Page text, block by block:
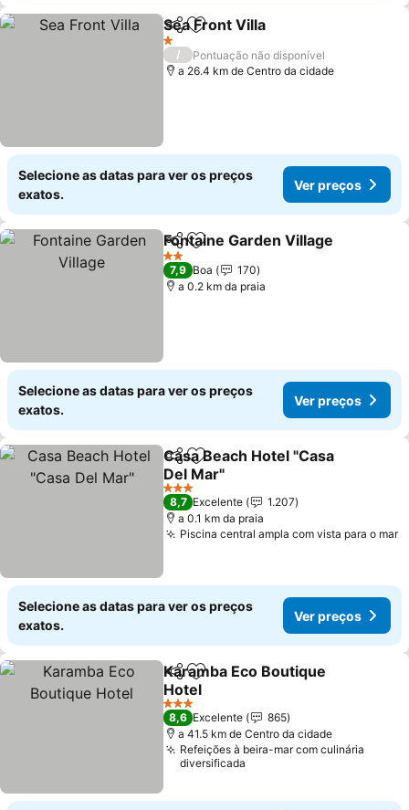
PartilharAdicionar aos favoritos
Sea Front Villa
1 Estrelas
/
Pontuação não disponível
a 26.4 km de Centro da cidade
Selecione as datas para ver os preços
exatos.
Ver preços
PartilharAdicionar aos favoritos
Fontaine Garden Village
2 Estrelas
7,9 Boa
170
a 0.2 km da praia
Selecione as datas para ver os preços
exatos.
Ver preços
PartilharAdicionar aos favoritos
Casa Beach Hotel "Casa
Del Mar"
Ver preços
3 Estrelas
8,7 Excelente
1.207
a 0.1 km da praia
Piscina central ampla com vista para o mar
Selecione as datas para ver os preços
exatos.
Ver preços
PartilharAdicionar aos favoritos
Karamba Eco Boutique
Hotel
Ver preços
3 Estrelas
8,6 Excelente
865
a 41.5 km de Centro da cidade
Refeições à beira-mar com culinária
diversificada